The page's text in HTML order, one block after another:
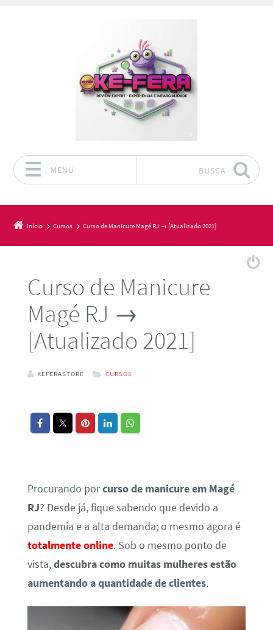
MENU BUSCA
Início Cursos Curso de Manicure Magé RJ → [Atualizado 2021]
Curso de Manicure
Magé RJ →
[Atualizado 2021]
KEFERASTORE CURSOS
Procurando porcurso de manicure em Magé
RJ? Desde já, fique sabendo que devido a
pandemia e a alta demanda; o mesmo agora é
totalmente online. Sob o mesmo ponto de
vista,descubra como muitas mulheres estão
aumentando a quantidade de clientes.